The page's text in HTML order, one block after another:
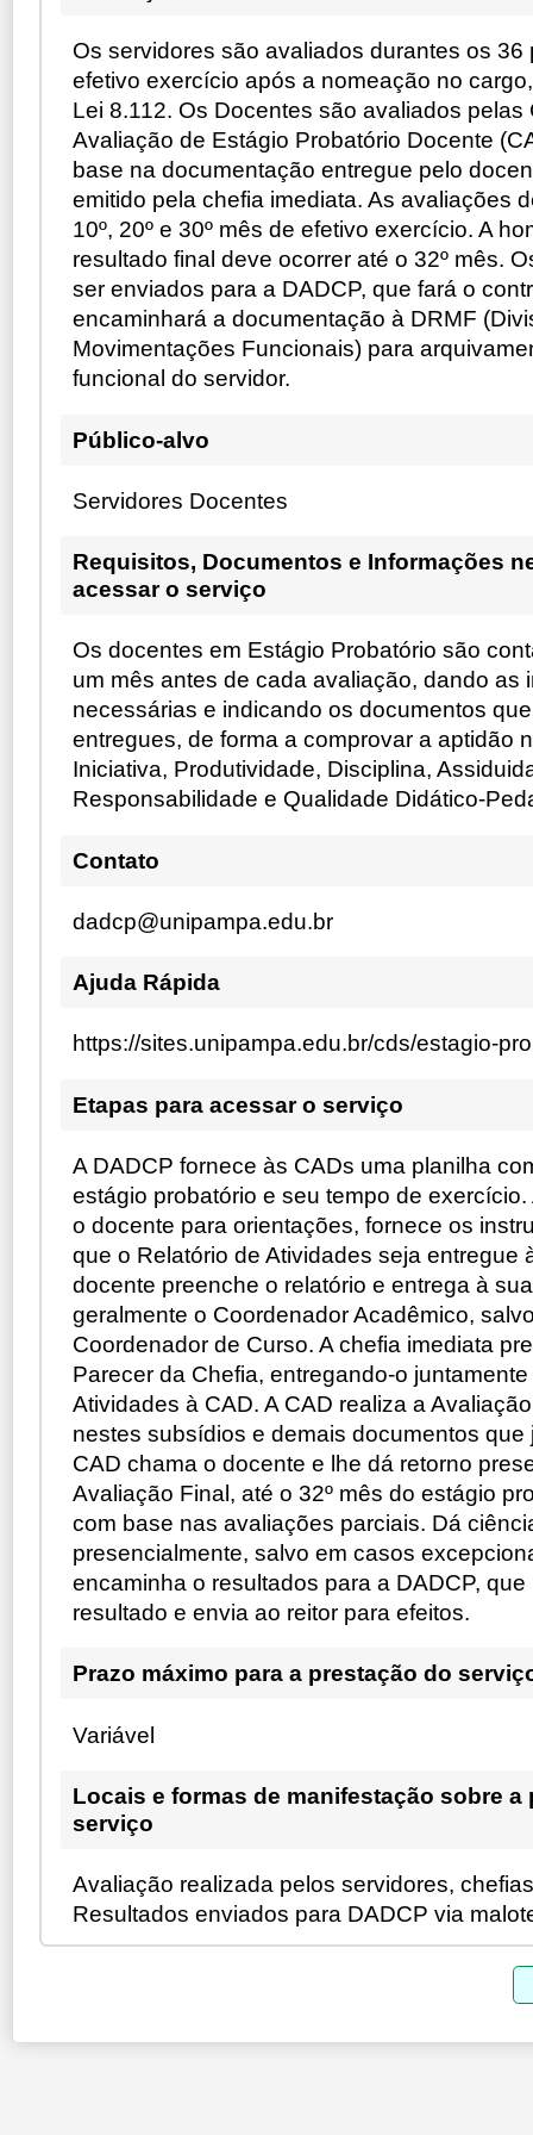
Os servidores são avaliados durantes os 36
efetivo exercício após a nomeação no
Lei 8.112. Os Docentes são avaliados pelas
Avaliação de Estágio Probatório Docente
base na documentação entregue pelo
emitido pela chefia imediata. As avaliações
10º, 20º e 30º mês de efetivo exercício. A
resultado final deve ocorrer até o 32º mês.
ser enviados para a DADCP, que fará o
encaminhará a documentação à DRMF
Movimentações Funcionais) para
funcional do servidor.
Público-alvo
Servidores Docentes
Requisitos, Documentos e Informações
acessar o serviço
Os docentes em Estágio Probatório são
um mês antes de cada avaliação, dando as
necessárias e indicando os documentos
entregues, de forma a comprovar a aptidão
Iniciativa, Produtividade, Disciplina,
Responsabilidade e Qualidade Didático-
Contato
dadcp@unipampa.edu.br
Ajuda Rápida
https://sites.unipampa.edu.br/cds/estagio-
Etapas para acessar o serviço
A DADCP fornece às CADs uma planilha
estágio probatório e seu tempo de
o docente para orientações, fornece os
que o Relatório de Atividades seja entregue
docente preenche o relatório e entrega à
geralmente o Coordenador Acadêmico,
Coordenador de Curso. A chefia imediata
Parecer da Chefia, entregando-o
Atividades à CAD. A CAD realiza a
nestes subsídios e demais documentos que
CAD chama o docente e lhe dá retorno
Avaliação Final, até o 32º mês do estágio
com base nas avaliações parciais. Dá
presencialmente, salvo em casos
encaminha o resultados para a DADCP,
resultado e envia ao reitor para efeitos.
Prazo máximo para a prestação do
Variável
Locais e formas de manifestação sobre a
serviço
Avaliação realizada pelos servidores,
Resultados enviados para DADCP via